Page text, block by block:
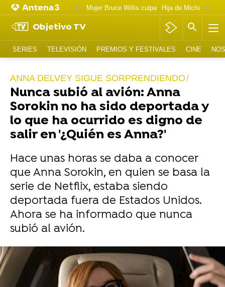
Mujer Bruce Willis culpa
Objetivo TV
SERIES TELEVISIÓN PREMIOS Y FESTIVALES CINE
ANNA DELVEY SIGUE SORPRENDIENDO
Nunca subió al avión: Anna
Sorokin no ha sido deportada y
lo que ha ocurrido es digno de
salir en '¿Quién es Anna?'
Hace unas horas se daba a conocer
que Anna Sorokin, en quien se basa la
serie de Netflix, estaba siendo
deportada fuera de Estados Unidos.
Ahora se ha informado que nunca
subió al avión.